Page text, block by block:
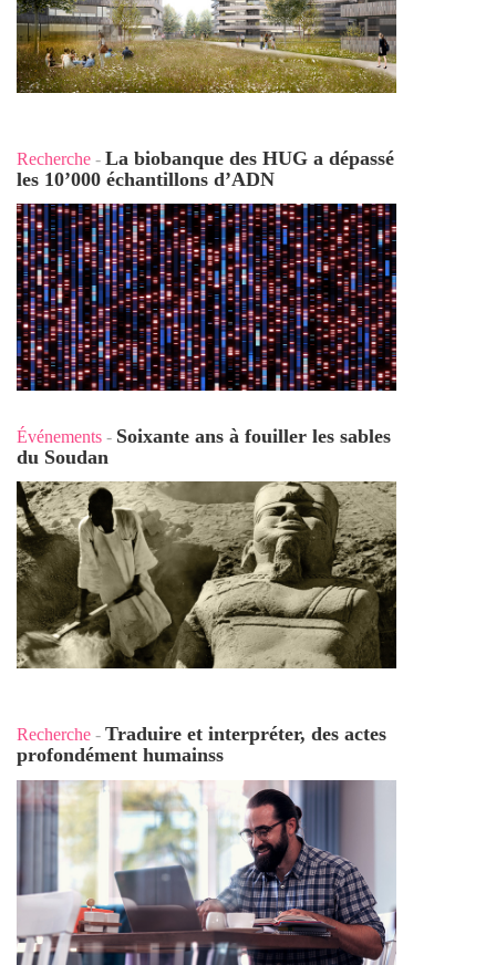
Recherche - La biobanque des HUG a dépassé
les 10’000 échantillons d’ADN
Événements - Soixante ans à fouiller les sables
du Soudan
Recherche - Traduire et interpréter, des actes
profondément humainss